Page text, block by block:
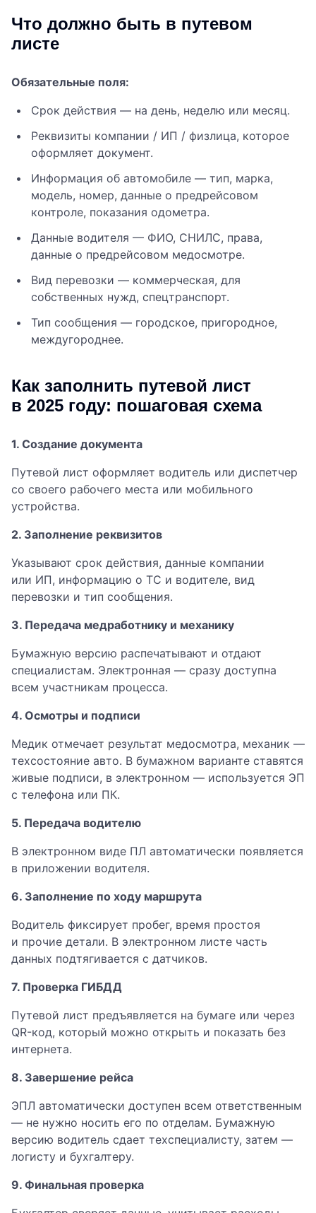
Что должно быть в путевом
листе
Обязательные поля:
Срок действия — на день, неделю или месяц.
Реквизиты компании / ИП / физлица, которое
оформляет документ.
Информация об автомобиле — тип, марка,
модель, номер, данные о предрейсовом
контроле, показания одометра.
Данные водителя — ФИО, СНИЛС, права,
данные о предрейсовом медосмотре.
Вид перевозки — коммерческая, для
собственных нужд, спецтранспорт.
Тип сообщения — городское, пригородное,
междугороднее.
Как заполнить путевой лист
в 2025 году: пошаговая схема
1. Создание документа
Путевой лист оформляет водитель или диспетчер
со своего рабочего места или мобильного
устройства.
2. Заполнение реквизитов
Указывают срок действия, данные компании
или ИП, информацию о ТС и водителе, вид
перевозки и тип сообщения.
3. Передача медработнику и механику
Бумажную версию распечатывают и отдают
специалистам. Электронная — сразу доступна
всем участникам процесса.
4. Осмотры и подписи
Медик отмечает результат медосмотра, механик —
техсостояние авто. В бумажном варианте ставятся
живые подписи, в электронном — используется ЭП
с телефона или ПК.
5. Передача водителю
В электронном виде ПЛ автоматически появляется
в приложении водителя.
6. Заполнение по ходу маршрута
Водитель фиксирует пробег, время простоя
и прочие детали. В электронном листе часть
данных подтягивается с датчиков.
7. Проверка ГИБДД
Путевой лист предъявляется на бумаге или через
QR-код, который можно открыть и показать без
интернета.
8. Завершение рейса
ЭПЛ автоматически доступен всем ответственным
— не нужно носить его по отделам. Бумажную
версию водитель сдает техспециалисту, затем —
логисту и бухгалтеру.
9. Финальная проверка